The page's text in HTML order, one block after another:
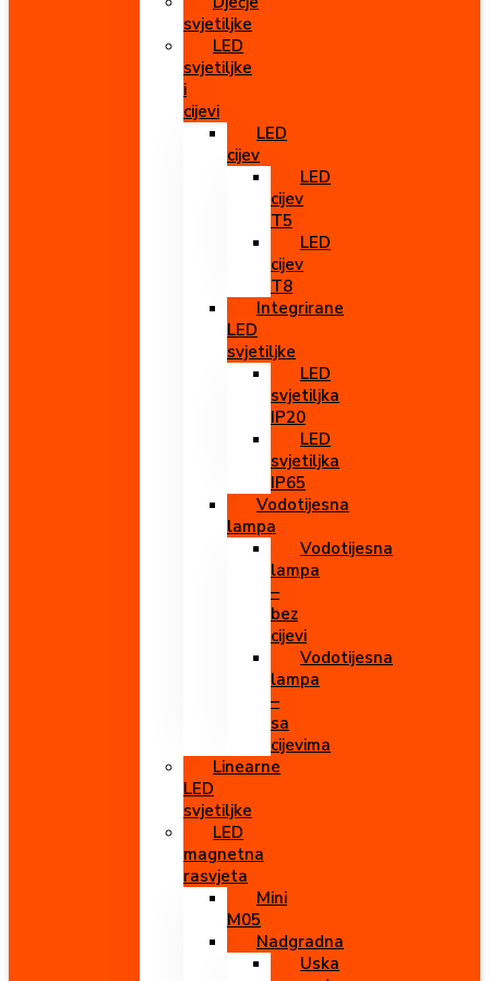
svjetiljke
LED
svjetiljke
i
cijevi
LED
cijev
LED
cijev
T5
LED
cijev
T8
Integrirane
LED
svjetiljke
LED
svjetiljka
IP20
LED
svjetiljka
IP65
Vodotijesna
lampa
Vodotijesna
lampa
–
bez
cijevi
Vodotijesna
lampa
–
sa
cijevima
Linearne
LED
svjetiljke
LED
magnetna
rasvjeta
Mini
M05
Nadgradna
Uska